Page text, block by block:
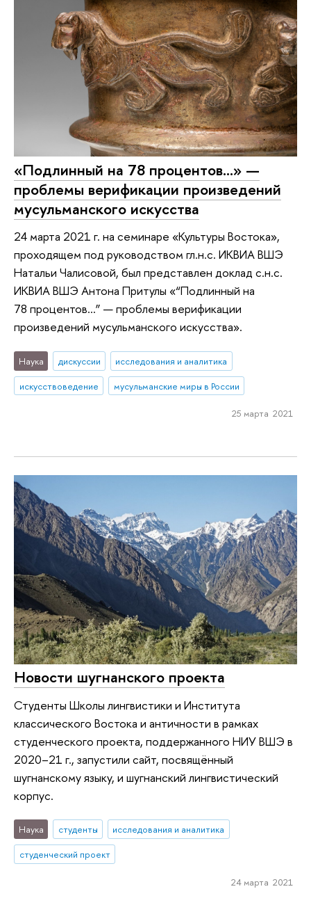
«Подлинный на 78 процентов...» —
проблемы верификации произведений
мусульманского искусства
24 марта 2021 г. на семинаре «Культуры Востока»,
проходящем под руководством гл.н.с. ИКВИА ВШЭ
Натальи Чалисовой, был представлен доклад с.н.с.
ИКВИА ВШЭ Антона Притулы «“Подлинный на
78 процентов...” — проблемы верификации
произведений мусульманского искусства».
Наука дискуссии
исследования и аналитика
искусствоведение
мусульманские миры в России
25 марта 2021
Новости шугнанского проекта
Студенты Школы лингвистики и Института
классического Востока и античности в рамках
студенческого проекта, поддержанного НИУ ВШЭ в
2020–21 г., запустили сайт, посвящённый
шугнанскому языку, и шугнанский лингвистический
корпус.
Наука студенты
исследования и аналитика
студенческий проект
24 марта 2021